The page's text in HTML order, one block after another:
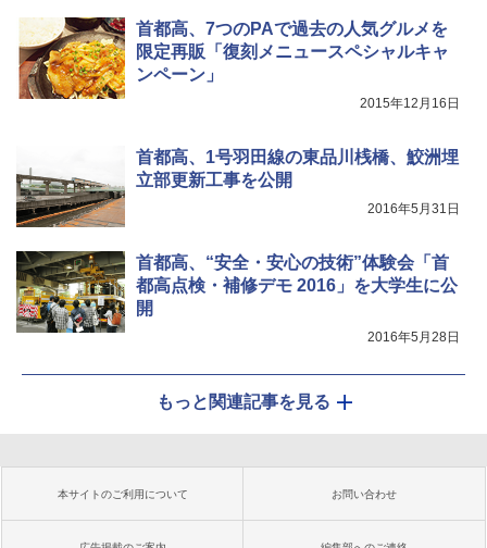
首都高、7つのPAで過去の人気グルメを
限定再販「復刻メニュースペシャルキャ
ンペーン」
2015年12月16日
首都高、1号羽田線の東品川桟橋、鮫洲埋
立部更新工事を公開
2016年5月31日
首都高、“安全・安心の技術”体験会「首
都高点検・補修デモ 2016」を大学生に公
開
2016年5月28日
もっと関連記事を見る
本サイトのご利用について お問い合わせ